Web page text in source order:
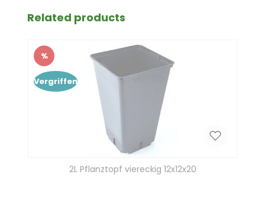
Produktgalerie überspringen
Related products
Rabatt
%
Vergriffen
2L Pflanztopf viereckig 12x12x20